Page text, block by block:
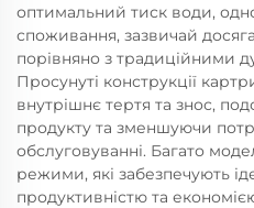
оптимальний тиск води,
споживання, зазвичай
порівняно з традиційними
Просунуті конструкції
внутрішнє тертя та знос,
продукту та зменшуючи
обслуговуванні. Багато
режими, які забезпечують
продуктивністю та